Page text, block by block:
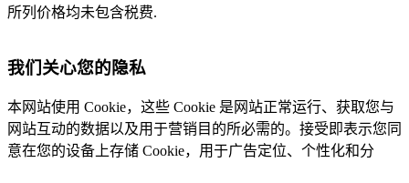
所列价格均未包含税费.
我们关心您的隐私
本网站使用 Cookie，这些 Cookie 是网站正常运行、获取您与
网站互动的数据以及用于营销目的所必需的。接受即表示您同
意在您的设备上存储 Cookie，用于广告定位、个性化和分